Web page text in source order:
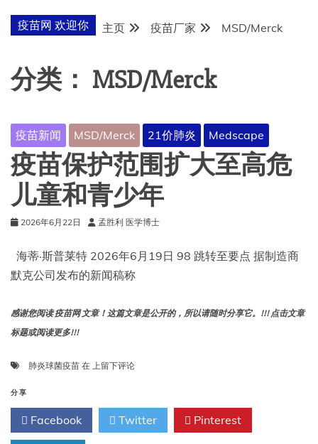
疫苗网 欢迎你 主页 疫苗厂家 MSD/Merck
分类： MSD/Merck
疫苗新闻 MSD/Merck 21价肺炎 Medscape
疫苗保护范围扩大至高危
儿童和青少年
2026年6月22日 孟胜利 医学博士
海蒂·斯普莱特 2026年6月19日 98 跳转至要点 据制造商
默克公司发布的新闻稿称
感谢您阅读 疫苗网 文章！这篇文章是公开的，所以请随时分享它。!!! 点击文章
标题或阅读更多!!!
肺炎球菌疫苗 在 疫
护
围
上留下评论
分享
Facebook Twitter Pinterest